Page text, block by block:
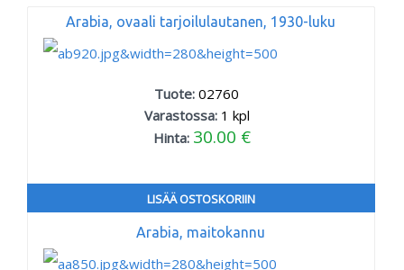
Arabia, ovaali tarjoilulautanen, 1930-luku
Tuote:02760
Varastossa: 1 kpl
Hinta: 30.00 €
LISÄÄ OSTOSKORIIN
Arabia, maitokannu